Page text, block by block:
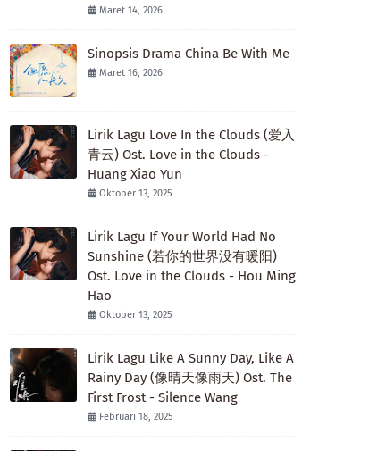
Maret 14, 2026
Sinopsis Drama China Be With Me
Maret 16, 2026
Lirik Lagu Love In the Clouds (爱入
青云) Ost. Love in the Clouds -
Huang Xiao Yun
Oktober 13, 2025
Lirik Lagu If Your World Had No
Sunshine (若你的世界没有暖阳)
Ost. Love in the Clouds - Hou Ming
Hao
Oktober 13, 2025
Lirik Lagu Like A Sunny Day, Like A
Rainy Day (像晴天像雨天) Ost. The
First Frost - Silence Wang
Februari 18, 2025